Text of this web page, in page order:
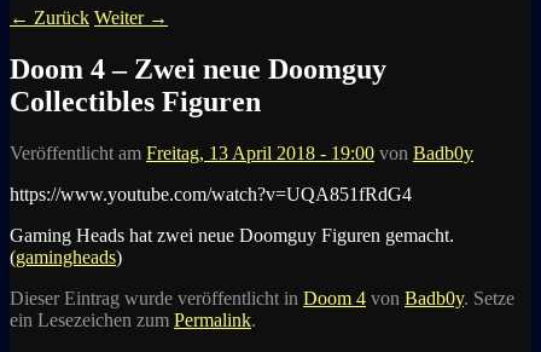
← Zurück Weiter →
Doom 4 – Zwei neue Doomguy
Collectibles Figuren
Veröffentlicht am Freitag, 13 April 2018 - 19:00 von Badb0y
https://www.youtube.com/watch?v=UQA851fRdG4
Gaming Heads hat zwei neue Doomguy Figuren gemacht.
(gamingheads)
Dieser Eintrag wurde veröffentlicht in Doom 4 von Badb0y. Setze
ein Lesezeichen zum Permalink.